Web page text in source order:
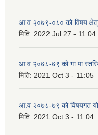
आ.व २०७९-०८० को विषय
मिति: 2022 Jul 27 - 11:04
आ.व २०७८-७९ को गा पा
मिति: 2021 Oct 3 - 11:05
आ.व २०७८-७९ को विषयगत
मिति: 2021 Oct 3 - 11:04